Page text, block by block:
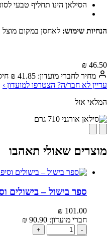
הסילאן הינו תחליף טבעי
הנחיות שימוש: לאחסן במקום מוצל
₪ 46.50‬
מחיר לחברי מועדון:
₪ 41.85‬
עדיין לא חבר/ה? הצטרפו למועדון ›
המלאי אזל
מוצרים שאולי תאהבו
ספר בישול – בישולים
₪ 101.00‬
חברי מועדון:
₪ 90.90‬
-
+